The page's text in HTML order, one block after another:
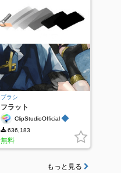
ブラシ
フラット
ClipStudioOfficial ◆
636,183
無料
もっと見る